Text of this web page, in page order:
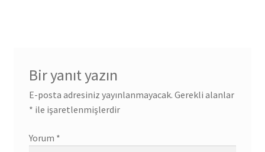
Bir yanıt yazın
E-posta adresiniz yayınlanmayacak. Gerekli alanlar
* ile işaretlenmişlerdir
Yorum *